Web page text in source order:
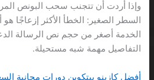
وإذا أردت أن تتجنب سحب البونص
السطر الصغير: الخطأ الأكثر
الخدمة أصغر من حجم نص الرسالة
التفاصيل مهمة شبه مستحيلة.
أفضل كازينو بيتكوين دورات مجانية